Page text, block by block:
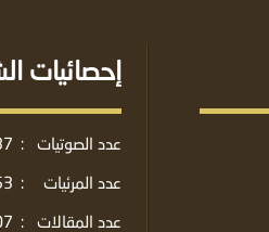
إحصائيات
عدد الصوتيات :
عدد المرئيات
:
عدد المقالات
: